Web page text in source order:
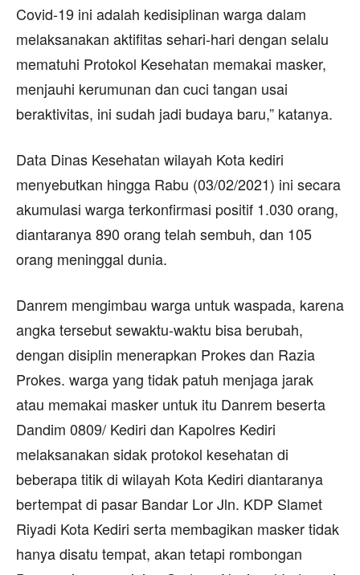
Covid-19 ini adalah kedisiplinan warga dalam
melaksanakan aktifitas sehari-hari dengan selalu
mematuhi Protokol Kesehatan memakai masker,
menjauhi kerumunan dan cuci tangan usai
beraktivitas, ini sudah jadi budaya baru,” katanya.
Data Dinas Kesehatan wilayah Kota kediri
menyebutkan hingga Rabu (03/02/2021) ini secara
akumulasi warga terkonfirmasi positif 1.030 orang,
diantaranya 890 orang telah sembuh, dan 105
orang meninggal dunia.
Danrem mengimbau warga untuk waspada, karena
angka tersebut sewaktu-waktu bisa berubah,
dengan disiplin menerapkan Prokes dan Razia
Prokes. warga yang tidak patuh menjaga jarak
atau memakai masker untuk itu Danrem beserta
Dandim 0809/ Kediri dan Kapolres Kediri
melaksanakan sidak protokol kesehatan di
beberapa titik di wilayah Kota Kediri diantaranya
bertempat di pasar Bandar Lor Jln. KDP Slamet
Riyadi Kota Kediri serta membagikan masker tidak
hanya disatu tempat, akan tetapi rombongan